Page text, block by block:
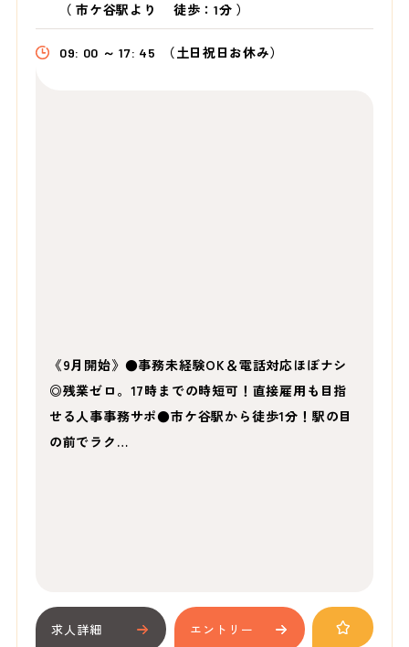
（市ケ谷駅より 徒歩：1分 ）
09: 00 ～ 17: 45 （土日祝日お休み）
《9月開始》●事務未経験OK＆電話対応ほぼナシ
◎残業ゼロ。17時までの時短可！直接雇用も目指
せる人事事務サポ●市ケ谷駅から徒歩1分！駅の目
の前でラク…
求人詳細 エントリー